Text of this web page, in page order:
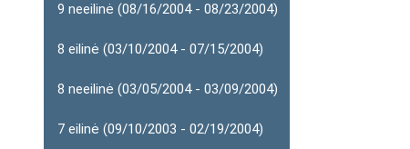
9 neeilinė (08/16/2004 - 08/23/2004)
8 eilinė (03/10/2004 - 07/15/2004)
8 neeilinė (03/05/2004 - 03/09/2004)
7 eilinė (09/10/2003 - 02/19/2004)